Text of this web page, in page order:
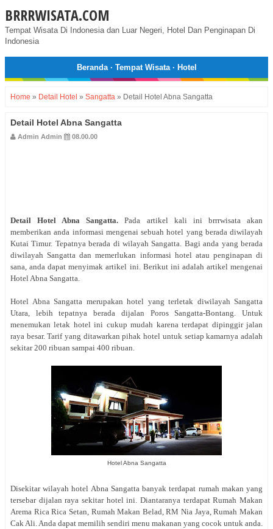
BRRRWISATA.COM
Tempat Wisata Di Indonesia dan Luar Negeri, Hotel Dan Penginapan Di
Indonesia
Beranda· Tempat Wisata· Hotel
Home » Detail Hotel » Sangatta » Detail Hotel Abna Sangatta
Detail Hotel Abna Sangatta
Admin Admin 08.00.00
Detail Hotel Abna Sangatta.Pada artikel kali ini brrrwisata akan
memberikan anda informasi mengenai sebuah hotel yang berada diwilayah
Kutai Timur. Tepatnya berada di wilayah Sangatta. Bagi anda yang berada
diwilayah Sangatta dan memerlukan informasi hotel atau penginapan di
sana, anda dapat menyimak artikel ini. Berikut ini adalah artikel mengenai
Hotel Abna Sangatta.
Hotel Abna Sangatta merupakan hotel yang terletak diwilayah Sangatta
Utara, lebih tepatnya berada dijalan Poros Sangatta-Bontang. Untuk
menemukan letak hotel ini cukup mudah karena terdapat dipinggir jalan
raya besar. Tarif yang ditawarkan pihak hotel untuk setiap kamarnya adalah
sekitar 200 ribuan sampai 400 ribuan.
Hotel Abna Sangatta
Disekitar wilayah hotel Abna Sangatta banyak terdapat rumah makan yang
tersebar dijalan raya sekitar hotel ini. Diantaranya terdapat Rumah Makan
Arema Rica Rica Setan, Rumah Makan Belad, RM Nia Jaya, Rumah Makan
Cak Ali. Anda dapat memilih sendiri menu makanan yang cocok untuk anda.